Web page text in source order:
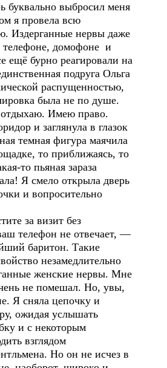
буквально выбросил меня
я провела всю
Издерганные нервы даже
домофоне и
ещё бурно реагировали на
подруга Ольга
распущенностью,
была не по душе.
Имею право.
и заглянула в глазок
темная фигура маячила
то приближаясь, то
то пьяная зараза
Я смело открыла дверь
и вопросительно
за визит без
телефон не отвечает, —
баритон. Такие
незамедлительно
женские нервы. Мне
не помешал. Но, увы,
Я сняла цепочку и
ожидая услышать
и с некоторым
взглядом
Но он не исчез в